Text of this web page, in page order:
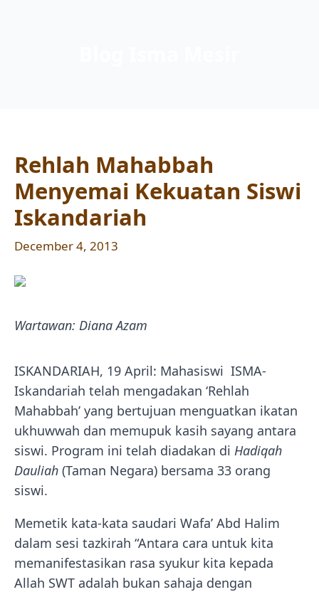
Rehlah Mahabbah
Menyemai Kekuatan Siswi
Iskandariah
December 4, 2013
Wartawan: Diana Azam
ISKANDARIAH, 19 April: Mahasiswi ISMA-
Iskandariah telah mengadakan ‘Rehlah
Mahabbah’ yang bertujuan menguatkan ikatan
ukhuwwah dan memupuk kasih sayang antara
siswi. Program ini telah diadakan di Hadiqah
Dauliah (Taman Negara) bersama 33 orang
siswi.
Memetik kata-kata saudari Wafa’ Abd Halim
dalam sesi tazkirah “Antara cara untuk kita
memanifestasikan rasa syukur kita kepada
Allah SWT adalah bukan sahaja dengan